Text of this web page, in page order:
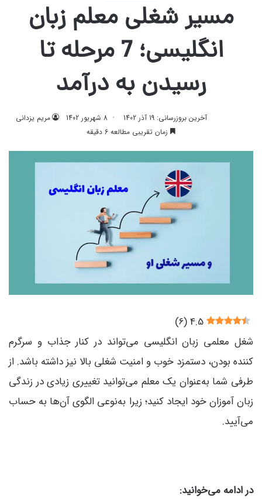
مسیر شغلی معلم زبان
انگلیسی؛ 7 مرحله تا
رسیدن به درآمد
مریم یزدانی 8 شهریور 1402
آخرین بروزرسانی: 19 آذر 1402
زمان تقریبی مطالعه 6 دقیقه
4.5
(
6
)
شغل معلمی زبان انگلیسی می‌تواند در کنار جذاب و سرگرم
کننده بودن، دستمزد خوب و امنیت شغلی بالا نیز داشته باشد. از
طرفی شما به‌عنوان یک معلم می‌توانید تغییری زیادی در زندگی
زبان آموزان خود ایجاد کنید؛ زیرا به‌نوعی الگوی آن‌ها به حساب
می‌آیید.
در ادامه می‌خوانید: